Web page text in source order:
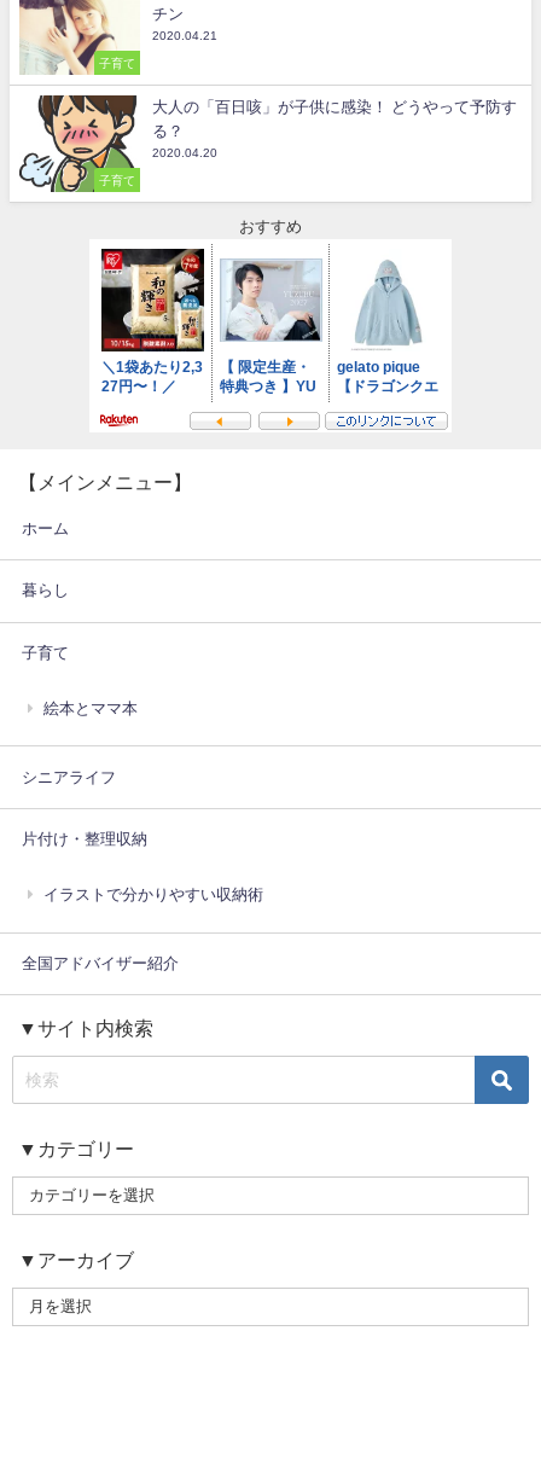
子育て
チン
2020.04.21
子育て
大人の「百日咳」が子供に感染！ どうやって予防す
る？
2020.04.20
おすすめ
【メインメニュー】
ホーム
暮らし
子育て
絵本とママ本
シニアライフ
片付け・整理収納
イラストで分かりやすい収納術
全国アドバイザー紹介
▼サイト内検索
▼カテゴリー
▼アーカイブ